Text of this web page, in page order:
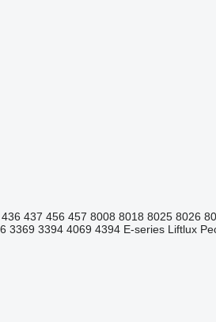
436 437 456 457 8008 8018 8025 8026
3369 3394 4069 4394 E-series Liftlux